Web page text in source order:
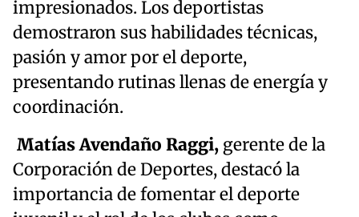
impresionados. Los deportistas
demostraron sus habilidades técnicas,
pasión y amor por el deporte,
presentando rutinas llenas de energía y
coordinación.
Matías Avendaño Raggi, gerente de la
Corporación de Deportes, destacó la
importancia de fomentar el deporte